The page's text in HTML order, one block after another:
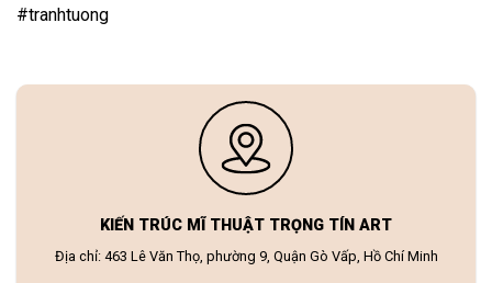
#tranhtuong
KIẾN TRÚC MĨ THUẬT TRỌNG TÍN ART
Địa chỉ: 463 Lê Văn Thọ, phường 9, Quận Gò Vấp, Hồ Chí Minh